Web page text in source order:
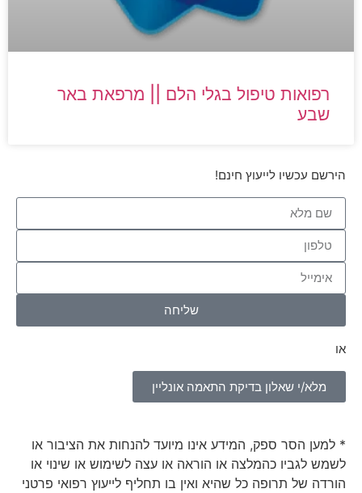
רפואות טיפול בגלי הלם || מרפאת באר
שבע​
הירשם עכשיו לייעוץ חינם!
שליחה
או
מלא/י שאלון בדיקת התאמה אונליין
* למען הסר ספק, המידע אינו מיועד להנחות את הציבור או
לשמש לגביו כהמלצה או הוראה או עצה לשימוש או שינוי או
הורדה של תרופה כל שהיא ואין בו תחליף לייעוץ רפואי פרטני